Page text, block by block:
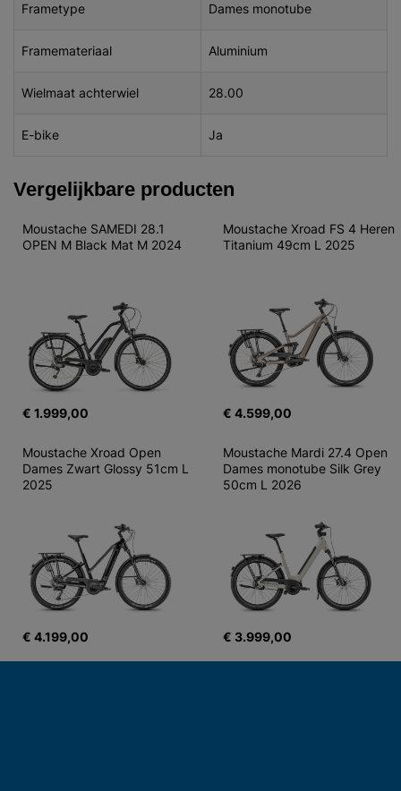
Frametype Dames monotube
Framemateriaal Aluminium
Wielmaat achterwiel 28.00
E-bike Ja
Vergelijkbare producten
Moustache SAMEDI 28.1
OPEN M Black Mat M 2024
€ 1.999,00
Moustache Xroad FS 4 Heren
Titanium 49cm L 2025
€ 4.599,00
Moustache Xroad Open
Dames Zwart Glossy 51cm L
2025
€ 4.199,00
Moustache Mardi 27.4 Open
Dames monotube Silk Grey
50cm L 2026
€ 3.999,00